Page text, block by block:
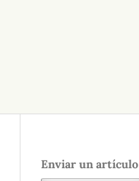
Enviar un artículo